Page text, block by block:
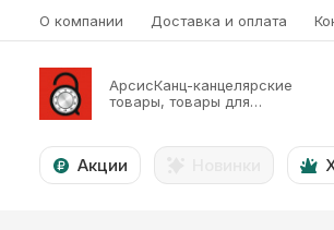
О компании Доставка и оплата
АрсисКанц-канцелярские
товары, товары для
Акции